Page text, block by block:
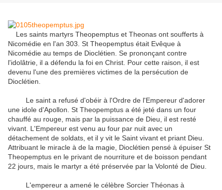
Les saints martyrs Theopemptus et Theonas ont soufferts à
Nicomédie en l'an 303. St Theopemptus était Evêque à
Nicomédie au temps de Dioclétien. Se prononçant contre
l'idolâtrie, il a défendu la foi en Christ. Pour cette raison,
il est
devenu l'une des premières victimes de la persécution de
Dioclétien.
Le saint a refusé d'obéir à l'Ordre de l'Empereur d'adorer
une idole d'Apollon. St Theopemptus a été jeté dans un four
chauffé au rouge mais par la puissance de Dieu, il est resté
vivant L'Empereur est venu au four par nuit avec un
détachement de soldats et il y vit le Saint vivant et priant Dieu
Attribuant le miracle à de la magie Dioclétien pensé à épuiser St
Theopemptus en le privant de nourriture et de boisson pendant
22 jours, mais le martyr a été préservée par la Volonté de Dieu
L'empereur a amené le célèbre Sorcier Théonas à